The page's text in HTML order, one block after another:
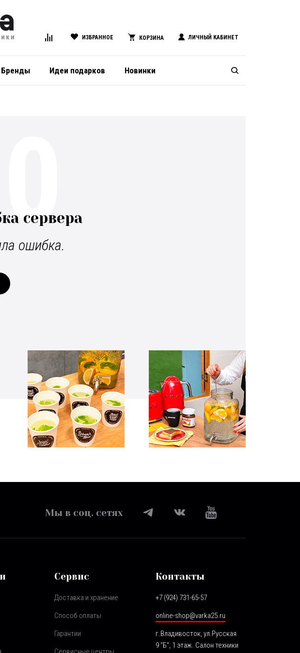
ИЗБРАННОЕ КОРЗИНА ЛИЧНЫЙ КАБИНЕТ
Бренды Идеи подарков Новинки
сервера
ошибка.
Мы в соц. сетях
Сервис
Доставка и хранение
Способ оплаты
Гарантии
Контакты
+7 (924) 731-65-57
online-shop@varka25.ru
г.Владивосток, ул.Русская
9 "Б", 1 этаж. Салон техники